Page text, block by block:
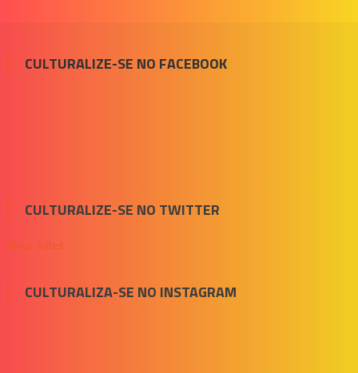
CULTURALIZE-SE NO FACEBOOK
CULTURALIZE-SE NO TWITTER
Meus Tuítes
CULTURALIZA-SE NO INSTAGRAM